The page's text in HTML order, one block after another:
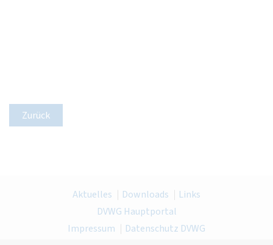
Zurück
Aktuelles Downloads
Links
DVWG Hauptportal
Impressum
Datenschutz DVWG